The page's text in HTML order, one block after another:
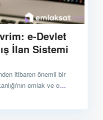
e-Devlet
İlan Sistemi
itibaren önemli bir
emlak ve o...